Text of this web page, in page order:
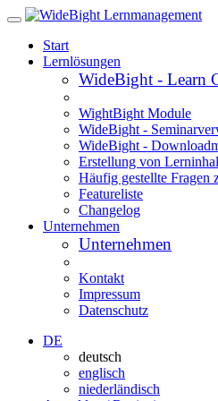
Start
Lernlösungen
WideBight - Learn
WightBight Module
WideBight -
WideBight -
Erstellung von
Häufig gestellte Fragen
Featureliste
Changelog
Unternehmen
Unternehmen
Kontakt
Impressum
Datenschutz
DE
deutsch
englisch
niederländisch